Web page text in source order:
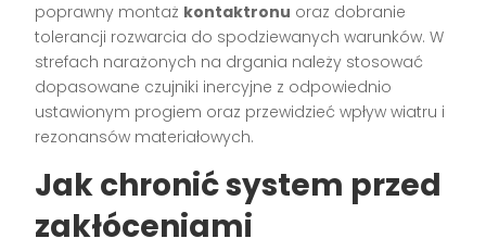
poprawny montaż kontaktronu oraz dobranie
tolerancji rozwarcia do spodziewanych warunków. W
strefach narażonych na drgania należy stosować
dopasowane czujniki inercyjne z odpowiednio
ustawionym progiem oraz przewidzieć wpływ wiatru i
rezonansów materiałowych.
Jak chronić system przed
zakłóceniami